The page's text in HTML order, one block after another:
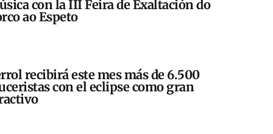
con la III Feira de Exaltación do
ao Espeto
recibirá este mes más de 6.500
con el eclipse como gran